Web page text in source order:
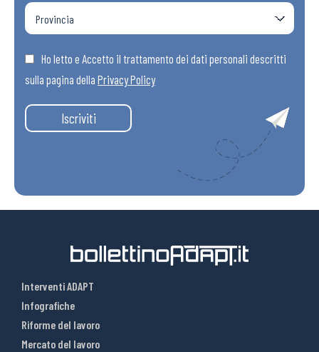
Ho letto e Accetto il trattamento dei dati personali descritti
sulla pagina della Privacy Policy
Iscriviti
Interventi ADAPT
Infografiche
Riforme del lavoro
Mercato del lavoro